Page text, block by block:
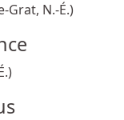
Grat, N.-É.)